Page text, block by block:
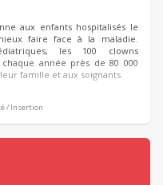
aux enfants hospitalisés le
faire face à la maladie.
les 100 clowns
année près de 80 000
famille et aux soignants.
/ Insertion